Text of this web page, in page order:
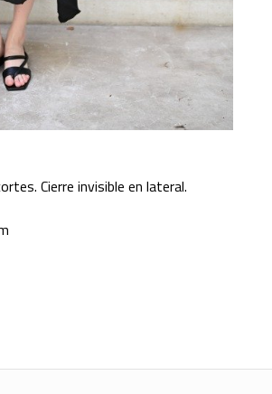
Cierre invisible en lateral.